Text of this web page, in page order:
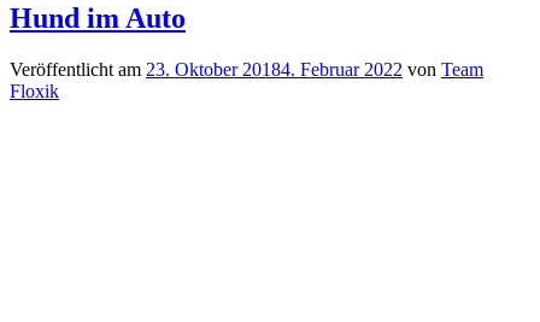
Hund im Auto
Veröffentlicht am 23. Oktober 20184. Februar 2022 von Team
Floxik